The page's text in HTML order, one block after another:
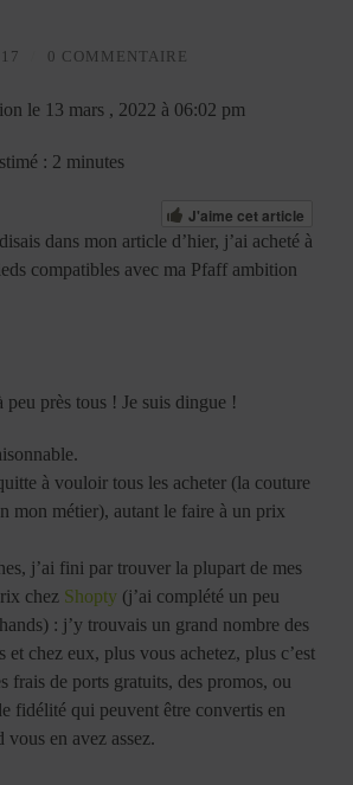
0 COMMENTAIRE
le 13 mars , 2022 à 06:02 pm
: 2 minutes
J'aime cet article
dans mon article d’hier, j’ai acheté à
compatibles avec ma Pfaff ambition
près tous ! Je suis dingue !
à vouloir tous les acheter (la couture
mon métier), autant le faire à un prix
j’ai fini par trouver la plupart de mes
chez Shopty (j’ai complété un peu
: j’y trouvais un grand nombre des
et chez eux, plus vous achetez, plus c’est
frais de ports gratuits, des promos, ou
fidélité qui peuvent être convertis en
vous en avez assez.